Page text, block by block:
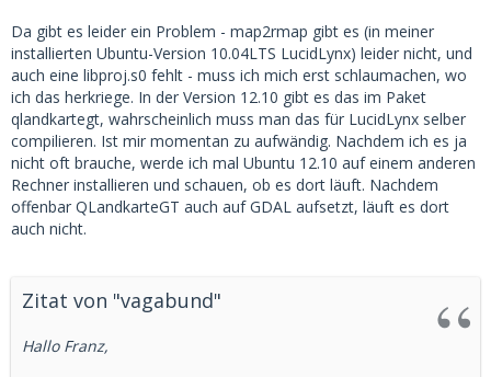
Da gibt es leider ein Problem - map2rmap gibt es (in meiner
installierten Ubuntu-Version 10.04LTS LucidLynx) leider nicht, und
auch eine libproj.s0 fehlt - muss ich mich erst schlaumachen, wo
ich das herkriege. In der Version 12.10 gibt es das im Paket
qlandkartegt, wahrscheinlich muss man das für LucidLynx selber
compilieren. Ist mir momentan zu aufwändig. Nachdem ich es ja
nicht oft brauche, werde ich mal Ubuntu 12.10 auf einem anderen
Rechner installieren und schauen, ob es dort läuft. Nachdem
offenbar QLandkarteGT auch auf GDAL aufsetzt, läuft es dort
auch nicht.
Zitat von "vagabund"
Hallo Franz,